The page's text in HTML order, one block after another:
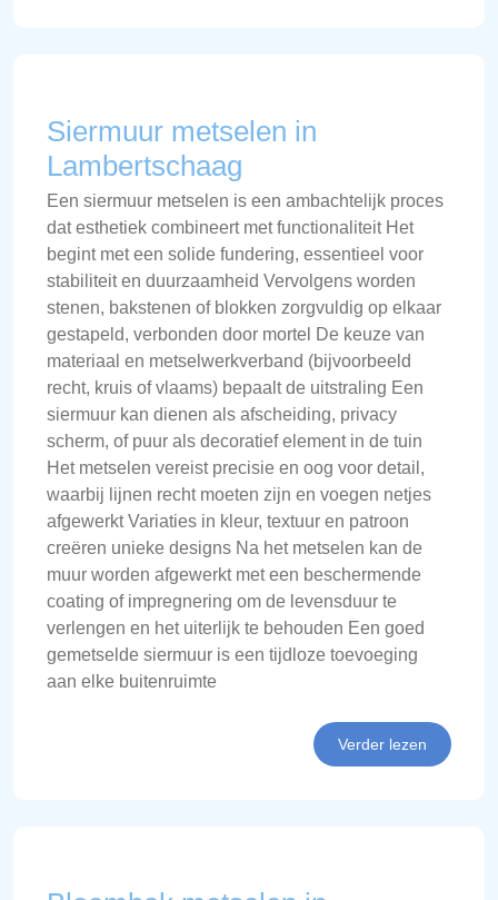
Siermuur metselen in
Lambertschaag
Een siermuur metselen is een ambachtelijk proces
dat esthetiek combineert met functionaliteit Het
begint met een solide fundering, essentieel voor
stabiliteit en duurzaamheid Vervolgens worden
stenen, bakstenen of blokken zorgvuldig op elkaar
gestapeld, verbonden door mortel De keuze van
materiaal en metselwerkverband (bijvoorbeeld
recht, kruis of vlaams) bepaalt de uitstraling Een
siermuur kan dienen als afscheiding, privacy
scherm, of puur als decoratief element in de tuin
Het metselen vereist precisie en oog voor detail,
waarbij lijnen recht moeten zijn en voegen netjes
afgewerkt Variaties in kleur, textuur en patroon
creëren unieke designs Na het metselen kan de
muur worden afgewerkt met een beschermende
coating of impregnering om de levensduur te
verlengen en het uiterlijk te behouden Een goed
gemetselde siermuur is een tijdloze toevoeging
aan elke buitenruimte
Verder lezen